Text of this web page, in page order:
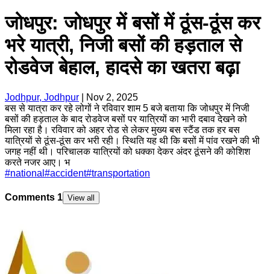
जोधपुर: जोधपुर में बसों में ठूंस-ठूंस कर
भरे यात्री, निजी बसों की हड़ताल से
रोडवेज बेहाल, हादसे का खतरा बढ़ा
Jodhpur, Jodhpur
Nov 2, 2025
बस से यात्रा कर रहे लोगों ने रविवार शाम 5 बजे बताया कि जोधपुर में निजी
बसों की हड़ताल के बाद रोडवेज बसों पर यात्रियों का भारी दबाव देखने को
मिला रहा है। रविवार को अहर रोड से लेकर मुख्य बस स्टैंड तक हर बस
यात्रियों से ठूंस-ठूंस कर भरी रही। स्थिति यह थी कि बसों में पांव रखने की भी
जगह नहीं थी। परिचालक यात्रियों को धक्का देकर अंदर ठूंसने की कोशिश
करते नजर आए। भ
#national #accident#transportation
Comments 1 View all